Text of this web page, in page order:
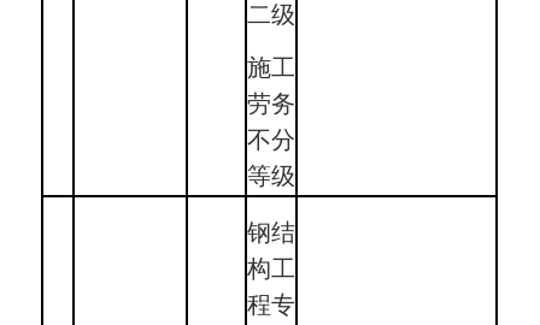
二级
施工
劳务
不分
等级
钢结
构工
程专